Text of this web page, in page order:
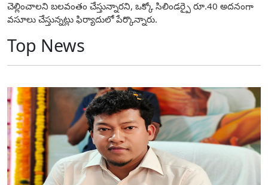
చెల్లించాలని బలవంతం చేస్తున్నారని, ఒక్కో సిలిండర్పై రూ.40 అదనంగా
వసూలు చేస్తున్నట్లు ఫిర్యాదులో పేర్కొన్నారు.
Top News